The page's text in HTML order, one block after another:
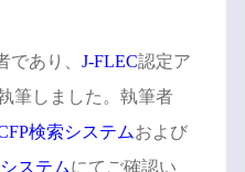
であり、 J-FLEC認定ア
筆しました。執筆者
検索システムおよび
ステムにてご確認い